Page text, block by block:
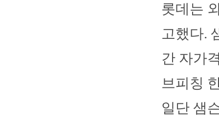
롯데는
고했다.
간 자가
브피칭
일단 샘